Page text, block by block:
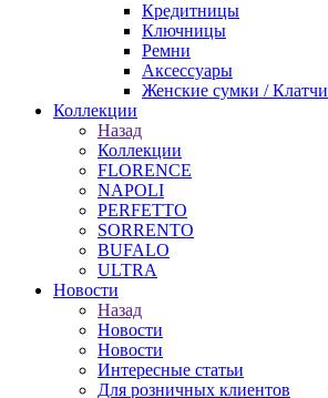
Кредитницы
Ключницы
Ремни
Аксессуары
Женские сумки / Клатчи
Коллекции
Назад
Коллекции
FLORENCE
NAPOLI
PERFETTO
SORRENTO
BUFALO
ULTRA
Новости
Назад
Новости
Новости
Интересные статьи
Для розничных клиентов